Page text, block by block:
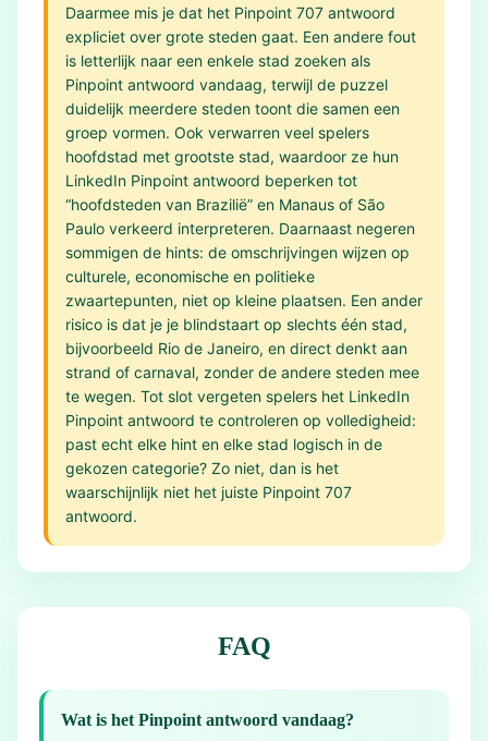
Daarmee mis je dat het Pinpoint 707 antwoord
expliciet over grote steden gaat. Een andere fout
is letterlijk naar een enkele stad zoeken als
Pinpoint antwoord vandaag, terwijl de puzzel
duidelijk meerdere steden toont die samen een
groep vormen. Ook verwarren veel spelers
hoofdstad met grootste stad, waardoor ze hun
LinkedIn Pinpoint antwoord beperken tot
“hoofdsteden van Brazilië” en Manaus of São
Paulo verkeerd interpreteren. Daarnaast negeren
sommigen de hints: de omschrijvingen wijzen op
culturele, economische en politieke
zwaartepunten, niet op kleine plaatsen. Een ander
risico is dat je je blindstaart op slechts één stad,
bijvoorbeeld Rio de Janeiro, en direct denkt aan
strand of carnaval, zonder de andere steden mee
te wegen. Tot slot vergeten spelers het LinkedIn
Pinpoint antwoord te controleren op volledigheid:
past echt elke hint en elke stad logisch in de
gekozen categorie? Zo niet, dan is het
waarschijnlijk niet het juiste Pinpoint 707
antwoord.
FAQ
Wat is het Pinpoint antwoord vandaag?